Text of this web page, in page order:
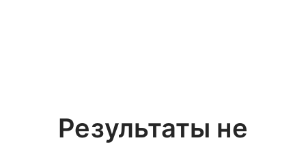
Результаты не